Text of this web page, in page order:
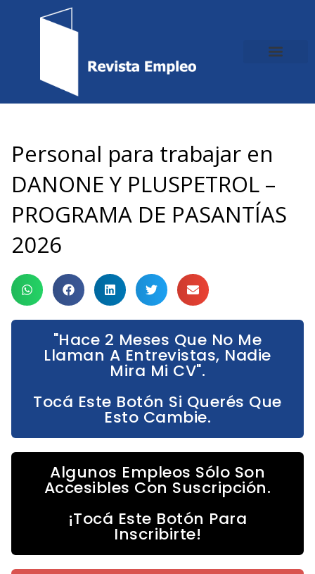
Personal para trabajar en
DANONE Y PLUSPETROL –
PROGRAMA DE PASANTÍAS
2026
"Hace 2 Meses Que No Me
Llaman A Entrevistas, Nadie
Mira Mi CV".
Tocá Este Botón Si Querés Que
Esto Cambie.
Algunos Empleos Sólo Son
Accesibles Con Suscripción.
¡Tocá Este Botón Para
Inscribirte!